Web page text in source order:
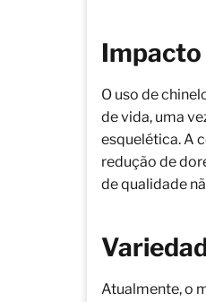
Impacto
O uso de
de vida, uma
esquelética. A
redução de
de qualidade
Atualmente, o